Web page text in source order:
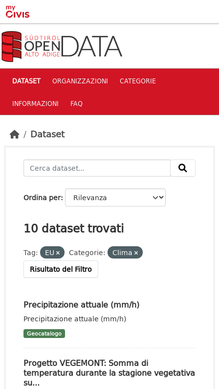
Skip to main content
DATASET ORGANIZZAZIONI CATEGORIE
INFORMAZIONI FAQ
Dataset
Ordina per
10 dataset trovati
Tag: EU Categorie:
Clima
Risultato del Filtro
Precipitazione attuale (mm/h)
Precipitazione attuale (mm/h)
Geocatalogo
Progetto VEGEMONT: Somma di
temperatura durante la stagione vegetativa
su...